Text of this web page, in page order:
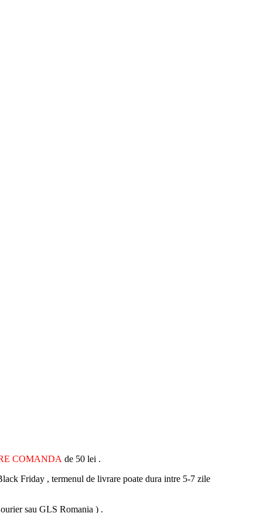
COMANDA de 50 lei .
Friday , termenul de livrare poate dura intre 5-7 zile
sau GLS Romania ) .